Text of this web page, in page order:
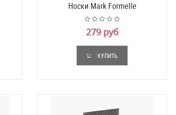
Носки Mark Formelle
279 руб
КУПИТЬ